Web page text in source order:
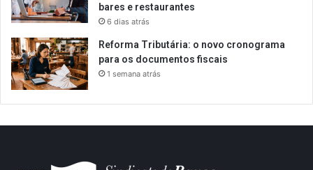
bares e restaurantes
6 dias atrás
Reforma Tributária: o novo cronograma
para os documentos fiscais
1 semana atrás